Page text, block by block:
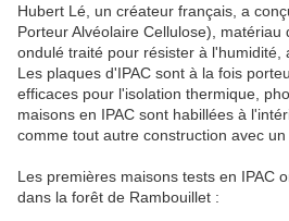
Hubert Lé, un créateur français, a
Porteur Alvéolaire Cellulose),
ondulé traité pour résister à l'humidité,
Les plaques d'IPAC sont à la fois
efficaces pour l'isolation thermique,
maisons en IPAC sont habillées à
comme tout autre construction avec un
Les premières maisons tests en IPAC
dans la forêt de Rambouillet :